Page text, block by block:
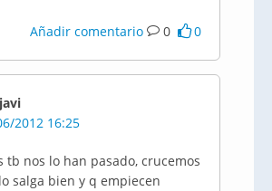
Añadir comentario 0 0
2012 16:25
tb nos lo han pasado, crucemos
salga bien y q empiecen